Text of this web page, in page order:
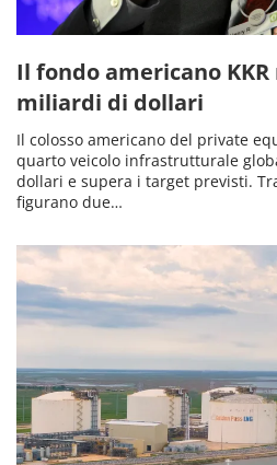
Il fondo americano KKR
miliardi di dollari
Il colosso americano del private
quarto veicolo infrastrutturale
dollari e supera i target previsti.
figurano due…